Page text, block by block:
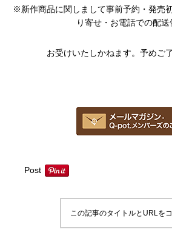
※新作商品に関しまして事前予約・発売
り寄せ・お電話での配送
お受けいたしかねます。予めご
Post
この記事のタイトルとURLを